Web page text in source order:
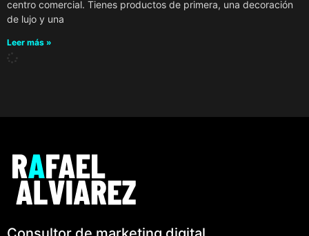
centro comercial. Tienes productos de primera, una decoración
de lujo y una
Leer más »